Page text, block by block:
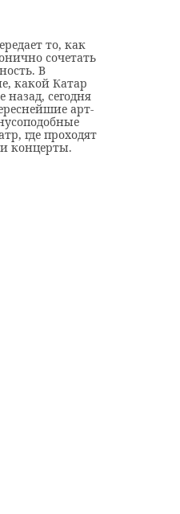
то, как
сочетать
В
какой Катар
назад, сегодня
арт-
где проходят
концерты.